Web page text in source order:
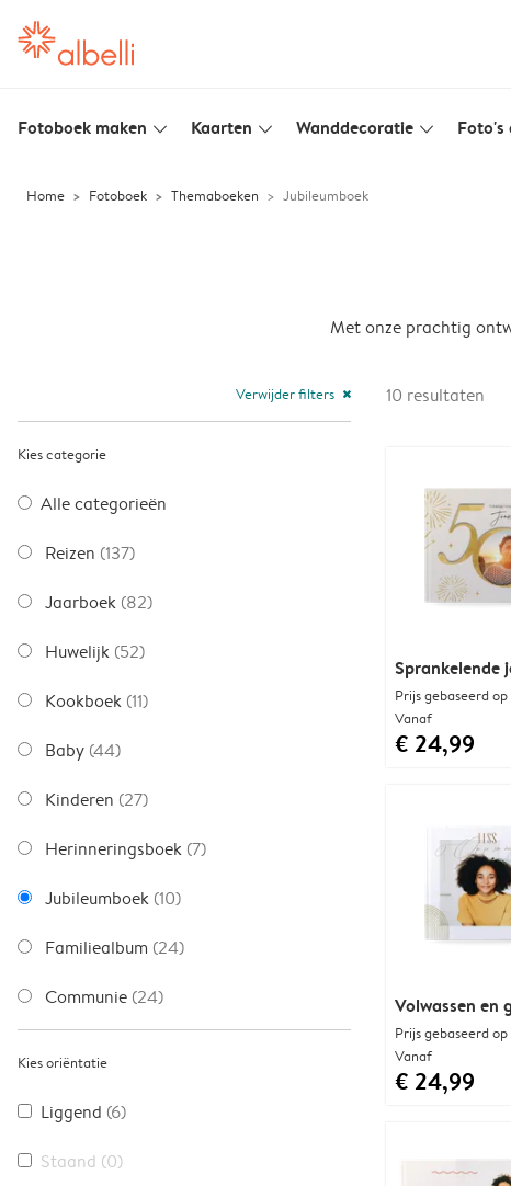
Fotoboek maken slim_arrow_down Kaarten slim_arrow_down Wanddecoratie slim_arrow_down Foto's
Home Fotoboek Themaboeken Jubileumboek
Met onze prachtig
Kies categorie
Verwijder filters close
Alle categorieën
Reizen (137)
Jaarboek (82)
Huwelijk (52)
Kookboek (11)
Baby (44)
Kinderen (27)
Herinneringsboek (7)
Jubileumboek (10)
Familiealbum (24)
Communie (24)
Kies oriëntatie
Liggend (6)
Staand (0)
10 resultaten
Sprankelende
Prijs gebaseerd
Vanaf
€ 24,99
Volwassen en
Prijs gebaseerd
Vanaf
€ 24,99